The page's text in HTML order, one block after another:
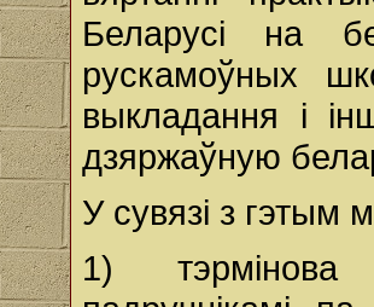
Беларусі на
рускамоўных
выкладання і
дзяржаўную
У сувязі з гэтым
1) тэрмінова